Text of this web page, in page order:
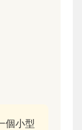
個小型